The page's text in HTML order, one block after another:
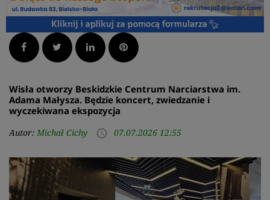
Facebook Twitter LinkedInPinterest
Wisła otworzy Beskidzkie Centrum Narciarstwa im.
Adama Małysza. Będzie koncert, zwiedzanie i
wyczekiwana ekspozycja
Autor: Michał Cichy access_time 07.07.2026 12:55